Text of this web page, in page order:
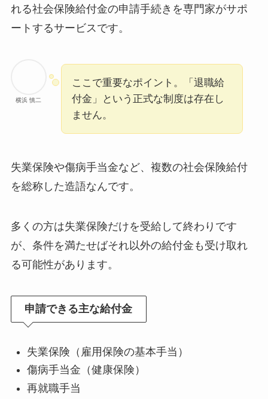
れる社会保険給付金の申請手続きを専門家がサポ
ートするサービスです。
横浜 慎二
ここで重要なポイント。「退職給
付金」という正式な制度は存在し
ません。
失業保険や傷病手当金など、複数の社会保険給付
を総称した造語なんです。
多くの方は失業保険だけを受給して終わりです
が、条件を満たせばそれ以外の給付金も受け取れ
る可能性があります。
申請できる主な給付金
失業保険（雇用保険の基本手当）
傷病手当金（健康保険）
再就職手当